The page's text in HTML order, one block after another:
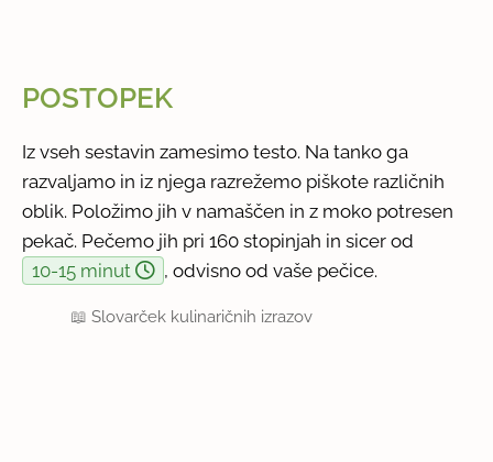
POSTOPEK
Iz vseh sestavin zamesimo testo. Na tanko ga
razvaljamo in iz njega razrežemo piškote različnih
oblik. Položimo jih v namaščen in z moko potresen
pekač. Pečemo jih pri 160 stopinjah in sicer od
10-15 minut
, odvisno od vaše pečice.
📖Slovarček kulinaričnih izrazov